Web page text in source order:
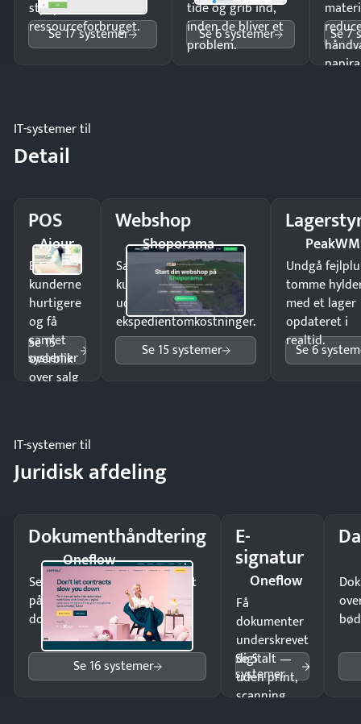
styr på
ressourceforbruget.
Se 17 systemer
tide og grib ind,
inden de bliver et
problem.
Se 6 systemer Se 7
IT-systemer til
Detail
POS
Ajour
Ekspedér
kunderne
hurtigere
og få
samlet
overblik
over salg
Se 15
systemer
Webshop
Shoporama
Sælg produkter 24/7 til
kunder i hele landet
uden
ekspedientomkostninger.
Se 15 systemer
Undgå
tomme
med et lager
opdateret i
realtid.
Se 6
IT-systemer til
Juridisk afdeling
Dokumenthåndtering
Oneflow
Send kontrakter til underskrift
på minutter og mist ingen
dokumenter.
Se 16 systemer
E-
signatur
Oneflow
Få
dokumenter
underskrevet
digitalt —
uden print,
scanning
Se 5
systemer